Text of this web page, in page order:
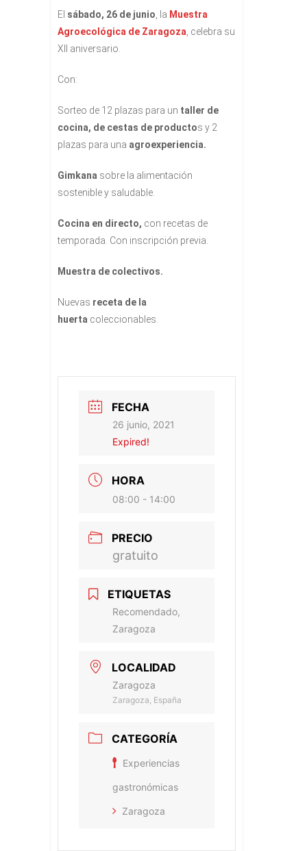
El sábado, 26 de junio , la Muestra
Agroecológica de Zaragoza celebra su
XII aniversario.
Con:
Sorteo de 12 plazas para un taller de
cocina, de cestas de productos y 2
plazas para una agroexperiencia.
Gimkana sobre la alimentación
sostenible y saludable.
Cocina en directo, con recetas de
temporada. Con inscripción previa.
Muestra de colectivos.
Nuevas receta de la
huerta coleccionables.
FECHA
26 junio, 2021
Expired!
HORA
08:00 - 14:00
PRECIO
gratuito
ETIQUETAS
Recomendado,
Zaragoza
LOCALIDAD
Zaragoza
Zaragoza, España
CATEGORÍA
Experiencias
gastronómicas
Zaragoza